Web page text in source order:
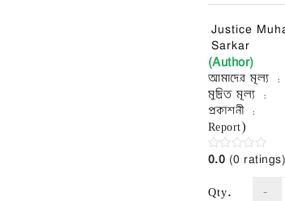
Justice
Sarkar
(Author)
আমাদের মূল্য :
মুদ্রিত মূল্য :
প্রকাশনী :
Report)
0.0 (0 ratings)
Qty.